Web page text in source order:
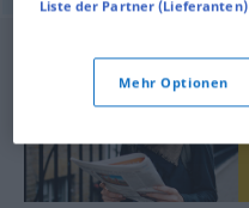
Liste der Partner (Lieferanten)
Mehr Optionen